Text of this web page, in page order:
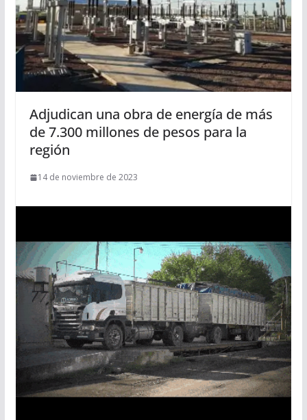
Adjudican una obra de energía de más
de 7.300 millones de pesos para la
región
14 de noviembre de 2023